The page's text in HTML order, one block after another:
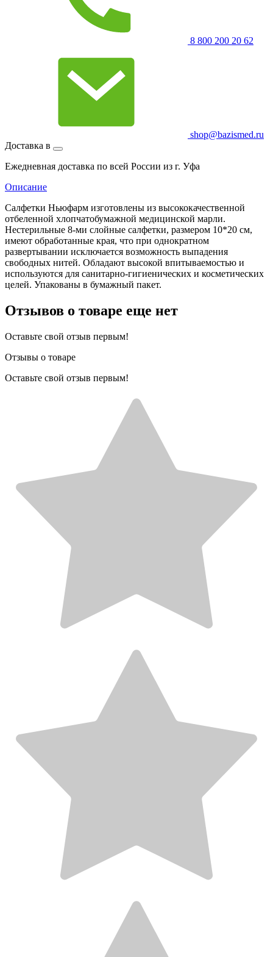
8 800 200 20 62
shop@bazismed.ru
Доставка в
Ежедневная доставка по всей России из г. Уфа
Описание
Салфетки Ньюфарм изготовлены из высококачественной
отбеленной хлопчатобумажной медицинской марли.
Нестерильные 8-ми слойные салфетки, размером 10*20 см,
имеют обработанные края, что при однократном
развертывании исключается возможность выпадения
свободных нитей. Обладают высокой впитываемостью и
используются для санитарно-гигиенических и косметических
целей. Упакованы в бумажный пакет.
Отзывов о товаре еще нет
Оставьте свой отзыв первым!
Отзывы о товаре
Оставьте свой отзыв первым!